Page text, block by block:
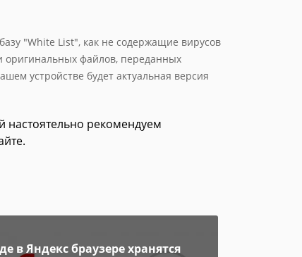
"White List", как не содержащие вирусов
оригинальных файлов, переданных
устройстве будет актуальная версия
настоятельно рекомендуем
в Яндекс браузере хранятся